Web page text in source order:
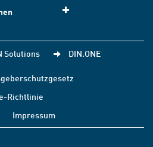
Solutions DIN.ONE
Richtlinie
Impressum